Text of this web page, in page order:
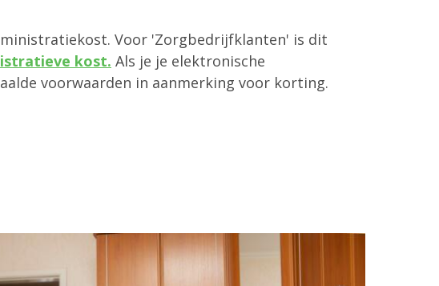
Voor 'Zorgbedrijfklanten' is dit
kost. Als je je elektronische
voorwaarden in aanmerking voor korting.